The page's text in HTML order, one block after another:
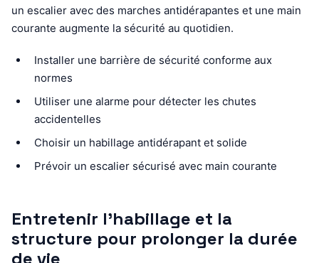
un escalier avec des marches antidérapantes et une main
courante augmente la sécurité au quotidien.
Installer une barrière de sécurité conforme aux
normes
Utiliser une alarme pour détecter les chutes
accidentelles
Choisir un habillage antidérapant et solide
Prévoir un escalier sécurisé avec main courante
Entretenir l’habillage et la
structure pour prolonger la durée
de vie